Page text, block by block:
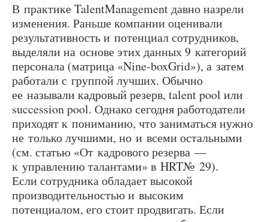
В практике TalentManagement давно назрели
изменения. Раньше компании оценивали
результативность и потенциал сотрудников,
выделяли на основе этих данных 9 категорий
персонала (матрица «Nine-boxGrid»), а затем
работали с группой лучших. Обычно
ее называли кадровый резерв, talent pool или
succession pool. Однако сегодня работодатели
приходят к пониманию, что заниматься нужно
не только лучшими, но и всеми остальными
(см. статью «От кадрового резерва —
к управлению талантами» в HRT№ 29).
Если сотрудника обладает высокой
производительностью и высоким
потенциалом, его стоит продвигать. Если